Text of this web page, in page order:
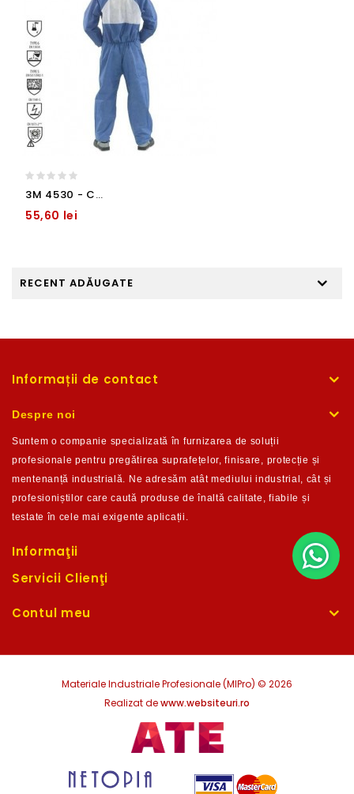
3M 4530 - Combinezon cu gluga, protectie clasa 5 si 6 - marime L -
55,60 lei
RECENT ADĂUGATE
Informații de contact
Despre noi
Suntem o companie specializată în furnizarea de soluții
profesionale pentru pregătirea suprafețelor, finisare, protecție și
mentenanță industrială. Ne adresăm atât mediului industrial, cât și
profesioniștilor care caută produse de înaltă calitate, fiabile și
testate în cele mai exigente aplicații.
Informaţii
Servicii Clienţi
Contul meu
Materiale Industriale Profesionale (MIPro) © 2026
Realizat dewww.websiteuri.ro